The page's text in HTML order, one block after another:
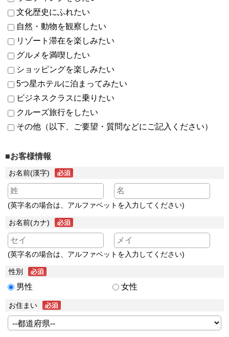
文化歴史にふれたい
自然・動物を観察したい
リゾート滞在を楽しみたい
グルメを満喫したい
ショッピングを楽しみたい
5つ星ホテルに泊まってみたい
ビジネスクラスに乗りたい
クルーズ旅行をしたい
その他（以下、ご要望・質問などにご記入ください）
■お客様情報
お名前(漢字)
(英字名の場合は、アルファベットを入力してください)
お名前(カナ)
(英字名の場合は、アルファベットを入力してください)
性別
男性 女性
お住まい